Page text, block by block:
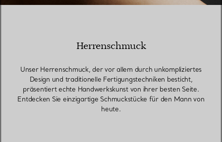
Herrenschmuck
Unser Herrenschmuck, der vor allem durch unkompliziertes
Design und traditionelle Fertigungstechniken besticht,
präsentiert echte Handwerkskunst von ihrer besten Seite.
Entdecken Sie einzigartige Schmuckstücke für den Mann von
heute.